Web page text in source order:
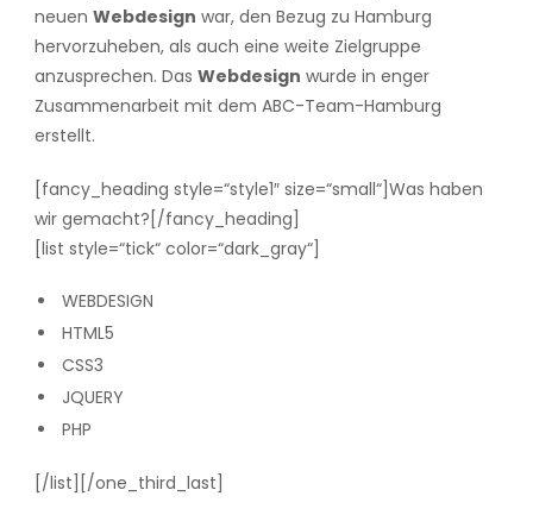
neuen Webdesign war, den Bezug zu Hamburg
hervorzuheben, als auch eine weite Zielgruppe
anzusprechen. Das Webdesign wurde in enger
Zusammenarbeit mit dem ABC-Team-Hamburg
erstellt.
[fancy_heading style=“style1″ size=“small“]Was haben
wir gemacht?[/fancy_heading]
[list style=“tick“ color=“dark_gray“]
WEBDESIGN
HTML5
CSS3
JQUERY
PHP
[/list][/one_third_last]